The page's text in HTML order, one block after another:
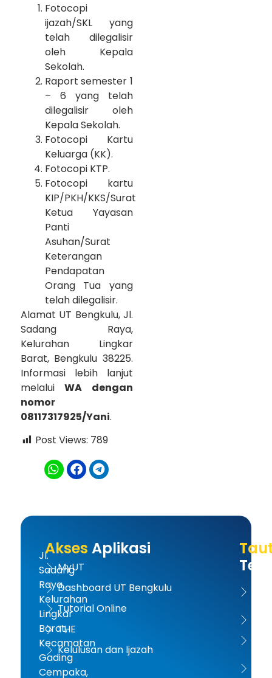
Fotocopi
ijazah/SKL yang
telah dilegalisir
oleh Kepala
Sekolah.
Raport semester 1
– 6 yang telah
dilegalisir oleh
Kepala Sekolah.
Fotocopi Kartu
Keluarga (KK).
Fotocopi KTP.
Fotocopi kartu
KIP/PKH/KKS/Surat
Ketua Yayasan
Panti
Asuhan/Surat
Keterangan
Pendapatan
Orang Tua yang
telah dilegalisir.
Alamat UT Bengkulu, Jl.
Sadang Raya,
Kelurahan Lingkar
Barat, Bengkulu 38225.
Informasi lebih lanjut
melaluiWA dengan
nomor
08117317925/Yani.
Post Views: 789
Jl.
Sadang
Raya,
Kelurahan
Lingkar
Barat,
Kecamatan
Gading
Cempaka,
Akses Aplikasi
MyUT
Dashboard UT Bengkulu
Tutorial Online
THE
Kelulusan dan Ijazah